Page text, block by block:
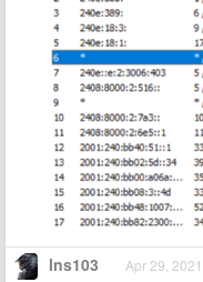
lns103 Apr 29, 2021